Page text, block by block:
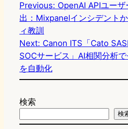
Previous: OpenAI APIユー
出：Mixpanelインシデント
ィ教訓
Next: Canon ITS「Cato
SOCサービス」AI相関分析
を自動化
検索
検